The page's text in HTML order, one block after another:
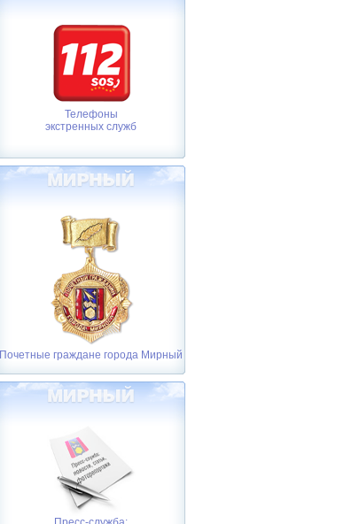
Телефоны
экстренных служб
Почетные граждане города Мирный